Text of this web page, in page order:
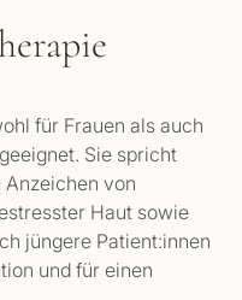
für Frauen als auch
Sie spricht
Anzeichen von
Haut sowie
jüngere Patient:innen
und für einen